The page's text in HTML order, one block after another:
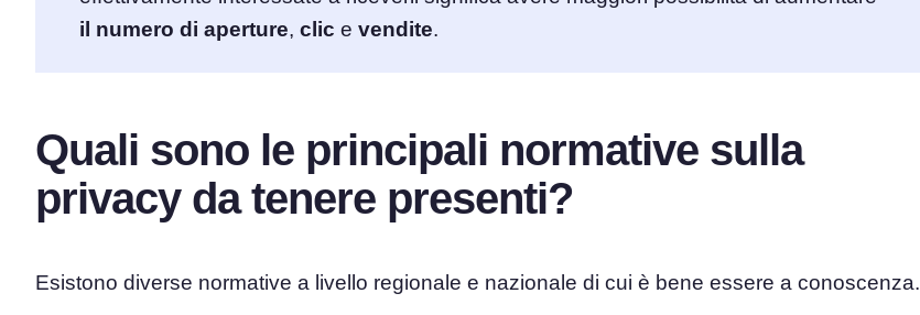
il numero di aperture, clic e vendite.
Quali sono le principali normative sulla
privacy da tenere presenti?
Esistono diverse normative a livello regionale e nazionale di cui è bene essere a conoscenza.